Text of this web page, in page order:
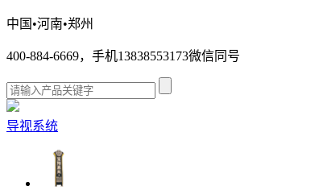
中国•河南•郑州
400-884-6669，手机13838553173微信同号
导视系统